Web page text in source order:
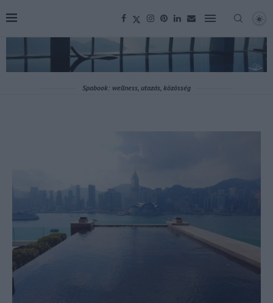
Spabook: wellness, utazás, közösség